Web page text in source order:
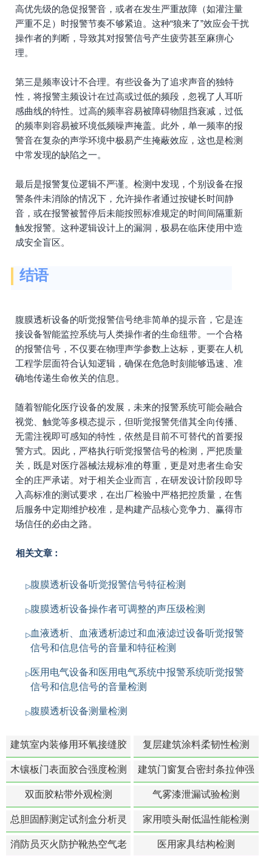
高优先级的急促报警音，或者在发生严重故障（如灌注量
严重不足）时报警节奏不够紧迫。这种“狼来了”效应会干扰
操作者的判断，导致其对报警信号产生疲劳甚至麻痹心
理。
第三是频率设计不合理。有些设备为了追求声音的独特
性，将报警主频设计在过高或过低的频段，忽视了人耳听
感曲线的特性。过高的频率容易被障碍物阻挡衰减，过低
的频率则容易被环境低频噪声掩盖。此外，单一频率的报
警音在复杂的声学环境中极易产生掩蔽效应，这也是检测
中常发现的缺陷之一。
最后是报警复位逻辑不严谨。检测中发现，个别设备在报
警条件未消除的情况下，允许操作者通过按键长时间静
音，或在报警被暂停后未能按照标准规定的时间间隔重新
触发报警。这种逻辑设计上的漏洞，极易在临床使用中造
成安全盲区。
结语
腹膜透析设备的听觉报警信号绝非简单的提示音，它是连
接设备智能监控系统与人类操作者的生命纽带。一个合格
的报警信号，不仅要在物理声学参数上达标，更要在人机
工程学层面符合认知逻辑，确保在危急时刻能够迅速、准
确地传递生命攸关的信息。
随着智能化医疗设备的发展，未来的报警系统可能会融合
视觉、触觉等多模态提示，但听觉报警凭借其全向传播、
无需注视即可感知的特性，依然是目前不可替代的首要报
警方式。因此，严格执行听觉报警信号的检测，严把质量
关，既是对医疗器械法规标准的尊重，更是对患者生命安
全的庄严承诺。对于相关企业而言，在研发设计阶段即导
入高标准的测试要求，在出厂检验中严格把控质量，在售
后服务中定期维护校准，是构建产品核心竞争力、赢得市
场信任的必由之路。
相关文章：
腹膜透析设备听觉报警信号特征检测
腹膜透析设备操作者可调整的声压级检测
血液透析、血液透析滤过和血液滤过设备听觉报警
信号和信息信号的音量和特征检测
医用电气设备和医用电气系统中报警系统听觉报警
信号和信息信号的音量检测
腹膜透析设备测量检测
建筑室内装修用环氧接缝胶
苯含量检测
复层建筑涂料柔韧性检测
木镶板门表面胶合强度检测
建筑门窗复合密封条拉伸强
度-硬质塑料材料检测
双面胶粘带外观检测 气雾漆泄漏试验检测
总胆固醇测定试剂盒分析灵
敏度检测
家用喷头耐低温性能检测
消防员灭火防护靴热空气老
医用家具结构检测